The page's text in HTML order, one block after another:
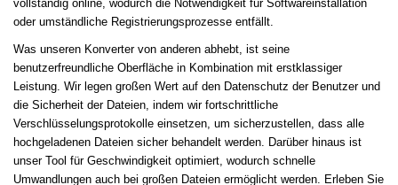
vollständig online, wodurch die Notwendigkeit für Softwareinstallation
oder umständliche Registrierungsprozesse entfällt.
Was unseren Konverter von anderen abhebt, ist seine
benutzerfreundliche Oberfläche in Kombination mit erstklassiger
Leistung. Wir legen großen Wert auf den Datenschutz der Benutzer und
die Sicherheit der Dateien, indem wir fortschrittliche
Verschlüsselungsprotokolle einsetzen, um sicherzustellen, dass alle
hochgeladenen Dateien sicher behandelt werden. Darüber hinaus ist
unser Tool für Geschwindigkeit optimiert, wodurch schnelle
Umwandlungen auch bei großen Dateien ermöglicht werden. Erleben Sie